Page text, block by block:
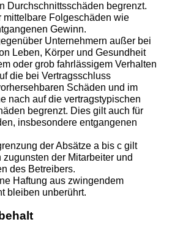
Durchschnittsschäden begrenzt.
mittelbare Folgeschäden wie
Gewinn.
Unternehmern außer bei
Leben, Körper und Gesundheit
oder grob fahrlässigem Verhalten
die bei Vertragsschluss
Schäden und im
nach auf die vertragstypischen
begrenzt. Dies gilt auch für
insbesondere entgangenen
der Absätze a bis c gilt
der Mitarbeiter und
des Betreibers.
Haftung aus zwingendem
bleiben unberührt.